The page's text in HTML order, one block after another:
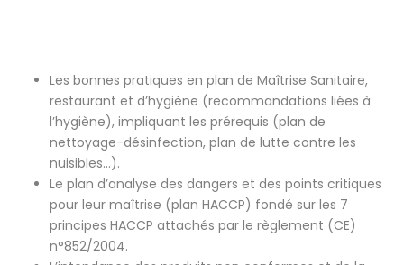
Les bonnes pratiques en plan de Maîtrise Sanitaire,
restaurant et d’hygiène (recommandations liées à
l’hygiène), impliquant les prérequis (plan de
nettoyage-désinfection, plan de lutte contre les
nuisibles…).
Le plan d’analyse des dangers et des points critiques
pour leur maîtrise (plan HACCP) fondé sur les 7
principes HACCP attachés par le règlement (CE)
n°852/2004.